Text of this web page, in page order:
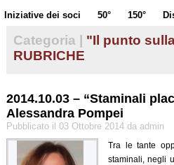
Iniziative dei soci
50° 150°
Categoria | "Il punto
RUBRICHE
2014.10.03 – “Staminali
Alessandra Pompei
Pubblicato il 03 Ottobre 2014 da admin
Tra le tante
staminali, negli